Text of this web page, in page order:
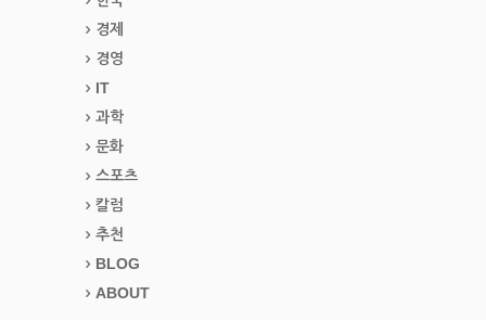
경제
경영
IT
과학
문화
스포츠
칼럼
추천
BLOG
ABOUT